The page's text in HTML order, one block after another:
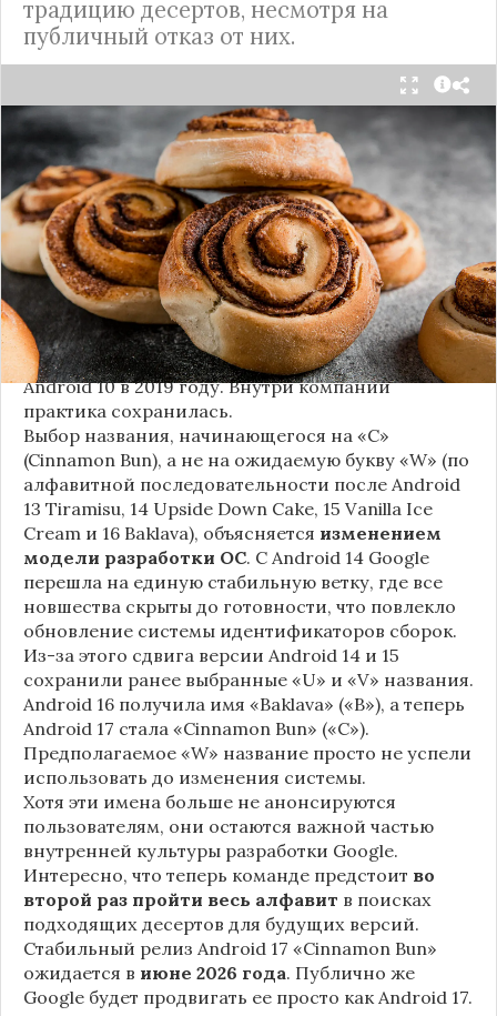
традицию десертов, несмотря на
публичный отказ от них.
Стало известно внутреннее кодовое имя
следующей крупной версии Android. Как
сообщают источники, Android 17, релиз которой
ожидается в 2026 году, разрабатывается под
названием«Cinnamon Bun»(«Булочка с
корицей»).
Это решение продолжает знаменитую традицию
Google называть версии Android в честь
сладостей и десертов (Cupcake, Donut, KitKat и
т.д.), хотя компанияпрекратила публично
использовать эти именас момента выхода
Android 10 в 2019 году. Внутри компании
практика сохранилась.
Выбор названия, начинающегося на «C»
(Cinnamon Bun), а не на ожидаемую букву «W» (по
алфавитной последовательности после Android
13 Tiramisu, 14 Upside Down Cake, 15 Vanilla Ice
Cream и 16 Baklava), объясняется изменением
модели разработки ОС. С Android 14 Google
перешла на единую стабильную ветку, где все
новшества скрыты до готовности, что повлекло
обновление системы идентификаторов сборок.
Из-за этого сдвига версии Android 14 и 15
сохранили ранее выбранные «U» и «V» названия.
Android 16 получила имя «Baklava» («B»), а теперь
Android 17 стала «Cinnamon Bun» («C»).
Предполагаемое «W» название просто не успели
использовать до изменения системы.
Хотя эти имена больше не анонсируются
пользователям, они остаются важной частью
внутренней культуры разработки Google.
Интересно, что теперь команде предстоит во
второй раз пройти весь алфавит в поисках
подходящих десертов для будущих версий.
Стабильный релиз Android 17 «Cinnamon Bun»
ожидается в июне 2026 года. Публично же
Google будет продвигать ее просто как Android 17.